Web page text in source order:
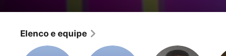
Episode 5
Game shows
Elenco e equipe